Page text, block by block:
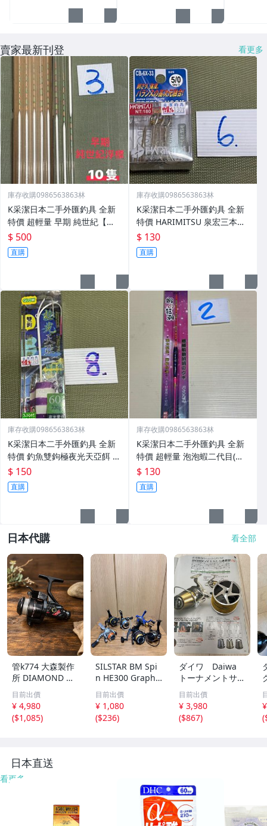
賣家最新刊登 看更多
庫存收購0986563863林
K采潔日本二手外匯釣具 全新
特價 超輕量 早期 純世紀【磯
釣浮標 長標 海釣浮標 溪釣浮
標 釣魚浮漂】A3
$ 500
直購
庫存收購0986563863林
K采潔日本二手外匯釣具 全新
特價 HARIMITSU 泉宏三本針
$ 130
直購
庫存收購0986563863林
K采潔日本二手外匯釣具 全新
特價 釣魚雙鉤極夜光天亞餌 船
釣太刀魚(白帶魚) 夜光 編號Y8
$ 150
直購
庫存收購0986563863林
K采潔日本二手外匯釣具 全新
特價 超輕量 泡泡蝦二代目(單
入)【磯釣浮標 長標 海釣浮標
溪釣浮標 釣魚浮漂】Y2
$ 130
直購
日本代購 看全部
管k774 大森製作
所 DIAMOND MI
-CON 10STR ス
ピニングリール
オールドリール
目前出價
¥ 4,980
($1,085)
SILSTAR BM Spi
n HE300 Graphit
e 釣具 リール
スピニングリー
ル J-1024
目前出價
¥ 1,080
($236)
ダイワ Daiwa
トーナメントサー
フ ベーシア 4
5 tournament su
rf BASIAⅡ スプ
ールのみ PE0.8
目前出價
¥ 3,980
($867)
(
日本直送
看更多